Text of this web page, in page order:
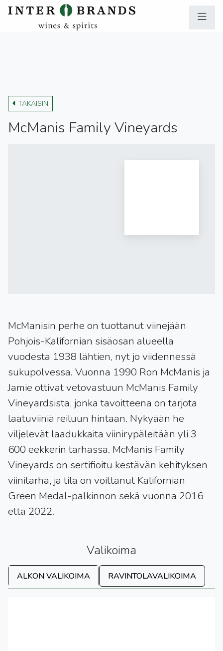
TAKAISIN
McManis Family Vineyards
McManisin perhe on tuottanut viinejään
Pohjois-Kalifornian sisäosan alueella
vuodesta 1938 lähtien, nyt jo viidennessä
sukupolvessa. Vuonna 1990 Ron McManis ja
Jamie ottivat vetovastuun McManis Family
Vineyardsista, jonka tavoitteena on tarjota
laatuviiniä reiluun hintaan. Nykyään he
viljelevät laadukkaita viinirypäleitään yli 3
600 eekkerin tarhassa. McManis Family
Vineyards on sertifioitu kestävän kehityksen
viinitarha, ja tila on voittanut Kalifornian
Green Medal-palkinnon sekä vuonna 2016
että 2022.
Valikoima
ALKON VALIKOIMA RAVINTOLAVALIKOIMA